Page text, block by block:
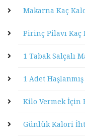
Makarna Kaç
Pirinç Pilavı
1 Tabak Salçalı
1 Adet
Kilo Vermek İçin
Günlük Kalori